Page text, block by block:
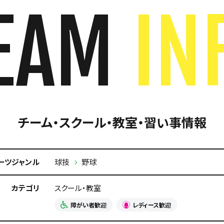
チーム・スクール・教室・習い事情報
ツジャンル 球技 野球
カテゴリ スクール・教室
障がい者歓迎 レディース歓迎